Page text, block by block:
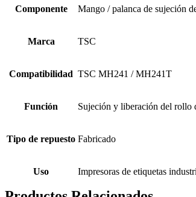
Componente Mango / palanca de sujeción
Marca TSC
Compatibilidad TSC MH241 / MH241T
Función Sujeción y liberación del rollo
Tipo de repuesto Fabricado
Uso Impresoras de etiquetas